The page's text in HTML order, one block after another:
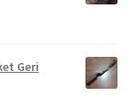
Geri